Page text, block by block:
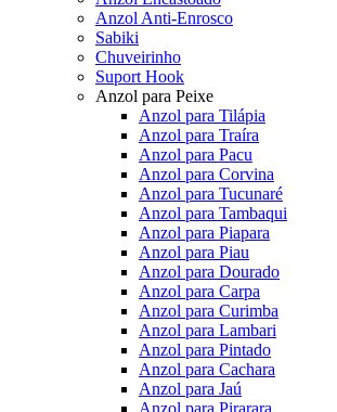
Anzol Anti-Enrosco
Sabiki
Chuveirinho
Suport Hook
Anzol para Peixe
Anzol para Tilápia
Anzol para Traíra
Anzol para Pacu
Anzol para Corvina
Anzol para Tucunaré
Anzol para Tambaqui
Anzol para Piapara
Anzol para Piau
Anzol para Dourado
Anzol para Carpa
Anzol para Curimba
Anzol para Lambari
Anzol para Pintado
Anzol para Cachara
Anzol para Jaú
Anzol para Pirarara